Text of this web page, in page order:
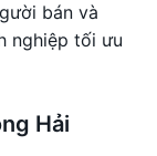
bán và
nghiệp tối ưu
Hải